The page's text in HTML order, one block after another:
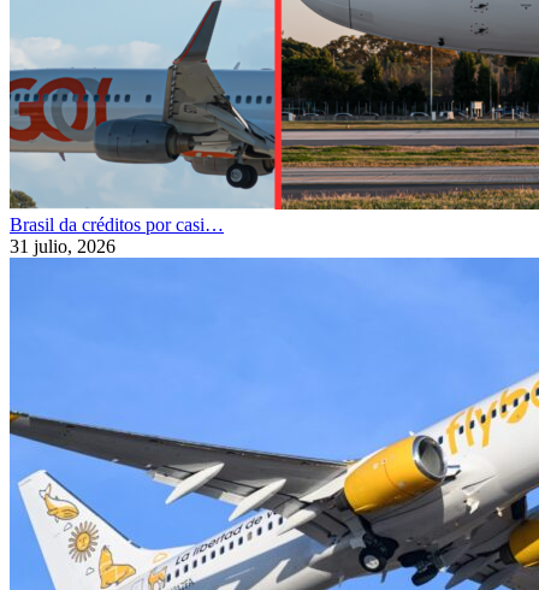
Brasil da créditos por casi…
31 julio, 2026